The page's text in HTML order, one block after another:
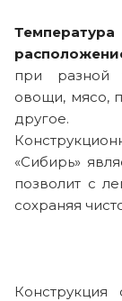
при разной
овощи, мясо,
другое.
«Сибирь»
позволит с
сохраняя